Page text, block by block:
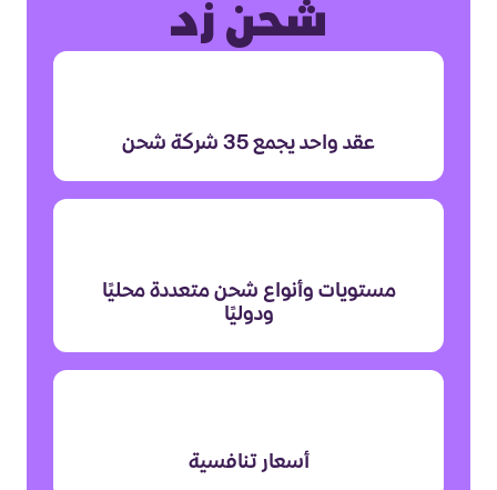
شحن زد
عقد واحد يجمع 35 شركة شحن
مستويات وأنواع شحن متعددة محليًا
ودوليًا
أسعار تنافسية